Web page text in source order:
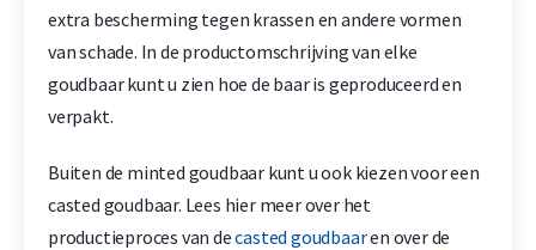
extra bescherming tegen krassen en andere vormen
van schade. In de productomschrijving van elke
goudbaar kunt u zien hoe de baar is geproduceerd en
verpakt.
Buiten de minted goudbaar kunt u ook kiezen voor een
casted goudbaar. Lees hier meer over het
productieproces van decasted goudbaaren over de